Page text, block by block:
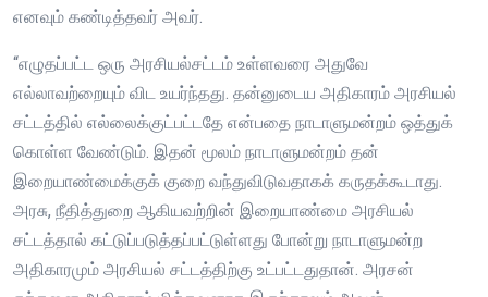
எனவும் கண்டித்தவர் அவர்.
“எழுதப்பட்ட ஒரு அரசியல்சட்டம் உள்ளவரை அதுவே
எல்லாவற்றையும் விட உயர்ந்தது. தன்னுடைய அதிகாரம் அரசியல்
சட்டத்தில் எல்லைக்குட்பட்டதே என்பதை நாடாளுமன்றம் ஒத்துக்
கொள்ள வேண்டும். இதன் மூலம் நாடாளுமன்றம் தன்
இறையாண்மைக்குக் குறை வந்துவிடுவதாகக் கருதக்கூடாது.
அரசு, நீதித்துறை ஆகியவற்றின் இறையாண்மை அரசியல்
சட்டத்தால் கட்டுப்படுத்தப்பட்டுள்ளது போன்று நாடாளுமன்ற
அதிகாரமும் அரசியல் சட்டத்திற்கு உட்பட்டதுதான். அரசன்